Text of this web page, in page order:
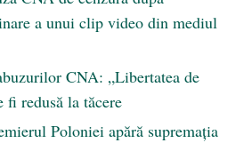
a unui clip video din mediul
CNA: „Libertatea de
fi redusă la tăcere
Poloniei apără supremația